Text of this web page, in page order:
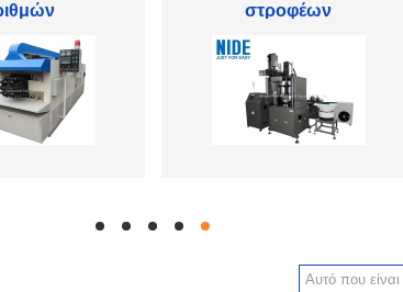
τυλίγματος σπειρών
hd hd hd hd hd